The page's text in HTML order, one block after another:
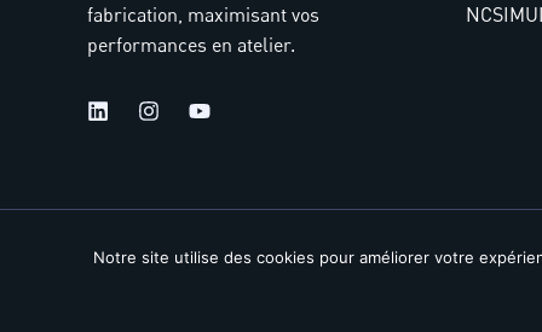
fabrication, maximisant vos
performances en atelier.
NCSIMUL
Notre site utilise des cookies pour améliorer votre